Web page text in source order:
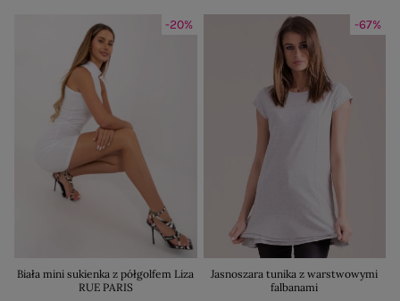
-20%
Biała mini sukienka z półgolfem Liza
RUE PARIS
-67%
Jasnoszara tunika z warstwowymi
falbanami